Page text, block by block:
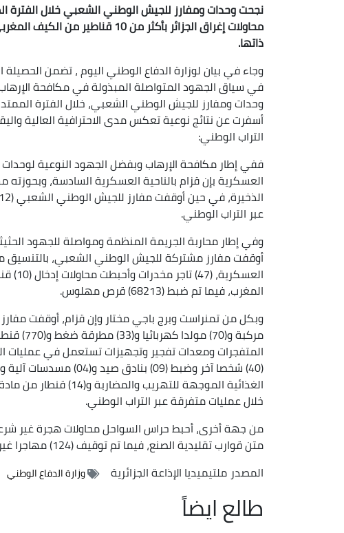
ذاتها.
وجاء في بيان لوزارة الدفاع الوطني اليوم ، تضمن
في سياق الجهود المتواصلة المبذولة في مكافحة
أسفرت عن نتائج نوعية تعكس مدى الاحترافية العالية
التراب الوطني:
ففي إطار مكافحة الإرهاب وبفضل الجهود النوعية
عبر التراب الوطني.
وفي إطار محاربة الجريمة المنظمة ومواصلة للجهود
أوقفت مفارز مشتركة للجيش الوطني الشعبي، بالتنسيق
المغرب، فيما تم ضبط (68213) قرص مهلوس.
مركبة
المتفجرات ومعدات تفجير وتجهيزات تستعمل في
خلال عمليات متفرقة عبر التراب الوطني.
متن قوارب تقليدية الصنع، فيما تم توقيف (124) مهاجرا غير شرعي من جنسيات مختلفة عبر التراب الوطني.
المصدر ملتيميديا الإذاعة الجزائرية وزارة الدفاع الوطني
طالع ايضاً